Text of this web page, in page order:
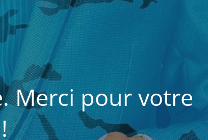
Merci pour votre